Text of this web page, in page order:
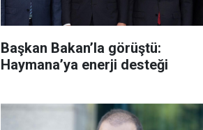
Başkan Bakan’la görüştü:
Haymana’ya enerji desteği